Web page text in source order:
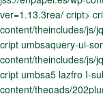
ver=1.13.3rea/ cript>
content/theincludes/js/
cript umbsaquery-ui-
content/theincludes/js/
cript umbsa5 lazfro I-
content/theoads/